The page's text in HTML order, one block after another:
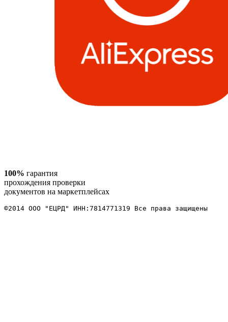
100% гарантия
прохождения проверки
документов на маркетплейсах
©2014 ООО "ЕЦРД" ИНН:7814771319 Все права защищены